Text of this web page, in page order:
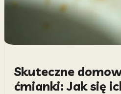
Skuteczne
ćmianki: Jak się